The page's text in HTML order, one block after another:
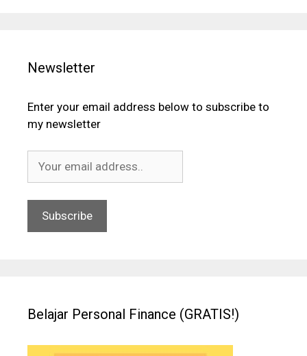
Newsletter
Enter your email address below to subscribe to
my newsletter
Belajar Personal Finance (GRATIS!)